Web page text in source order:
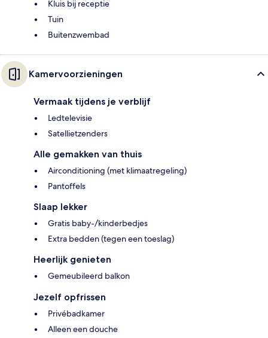
Kluis bij receptie
Tuin
Buitenzwembad
Kamervoorzieningen
Vermaak tijdens je verblijf
Ledtelevisie
Satellietzenders
Alle gemakken van thuis
Airconditioning (met klimaatregeling)
Pantoffels
Slaap lekker
Gratis baby-/kinderbedjes
Extra bedden (tegen een toeslag)
Heerlijk genieten
Gemeubileerd balkon
Jezelf opfrissen
Privébadkamer
Alleen een douche